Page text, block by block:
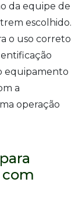
da equipe de
escolhido.
o uso correto
equipamento
a
operação